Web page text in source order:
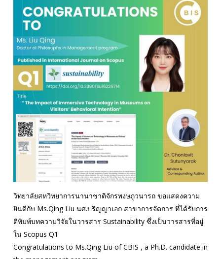
วิทยาลัยสหวิทยาการนานาชาติจักรพงษภูวนารถ ขอแสดงความ
ยินดีกับ Ms.Qing Liu นศ.ปริญญาเอก สาขาการจัดการ ที่ได้รับการ
ตีพิมพ์บทความวิจัยในวารสาร Sustainability ซึ่งเป็นวารสารที่อยู่
ใน Scopus Q1
Congratulations to Ms.Qing Liu of CBIS , a Ph.D. candidate in